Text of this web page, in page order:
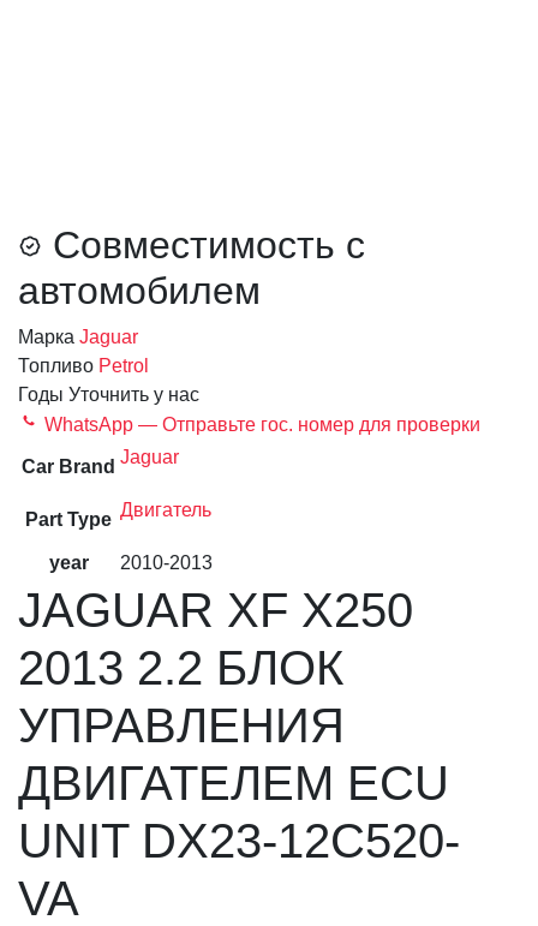
Совместимость с
автомобилем
Марка Jaguar
Топливо Petrol
Годы Уточнить у нас
WhatsApp — Отправьте гос. номер для проверки
Car Brand Jaguar
Part Type Двигатель
year 2010-2013
JAGUAR XF X250
2013 2.2 БЛОК
УПРАВЛЕНИЯ
ДВИГАТЕЛЕМ ECU
UNIT DX23-12C520-
VA